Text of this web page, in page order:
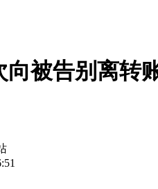
被告别离转